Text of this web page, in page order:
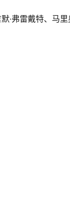
·弗雷戴特、马